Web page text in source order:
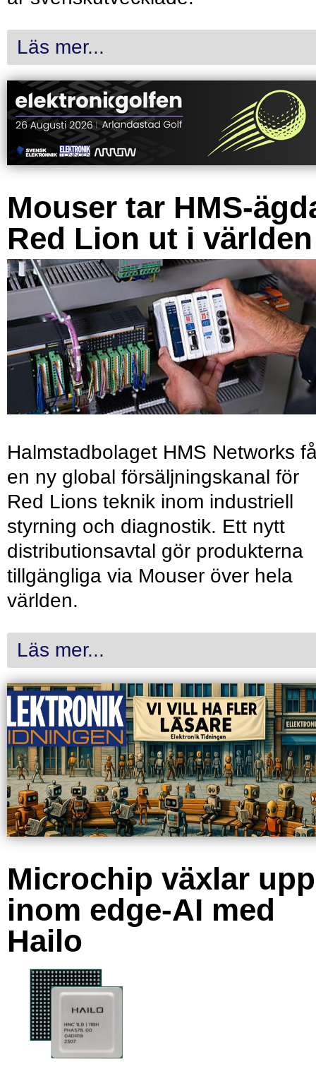
Läs mer...
Mouser tar HMS-
Red Lion ut i världen
Halmstadbolaget HMS Networks
en ny global försäljningskanal för
Red Lions teknik inom industriell
styrning och diagnostik. Ett nytt
distributionsavtal gör produkterna
tillgängliga via Mouser över hela
världen.
Läs mer...
Microchip växlar upp
inom edge-AI med
Hailo